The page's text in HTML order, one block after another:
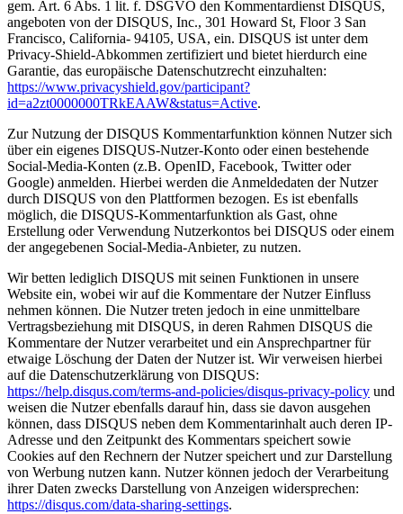
gem. Art. 6 Abs. 1 lit. f. DSGVO den Kommentardienst DISQUS,
angeboten von der DISQUS, Inc., 301 Howard St, Floor 3 San
Francisco, California- 94105, USA, ein. DISQUS ist unter dem
Privacy-Shield-Abkommen zertifiziert und bietet hierdurch eine
Garantie, das europäische Datenschutzrecht einzuhalten:
https://www.privacyshield.gov/participant?
id=a2zt0000000TRkEAAW&status=Active.
Zur Nutzung der DISQUS Kommentarfunktion können Nutzer sich
über ein eigenes DISQUS-Nutzer-Konto oder einen bestehende
Social-Media-Konten (z.B. OpenID, Facebook, Twitter oder
Google) anmelden. Hierbei werden die Anmeldedaten der Nutzer
durch DISQUS von den Plattformen bezogen. Es ist ebenfalls
möglich, die DISQUS-Kommentarfunktion als Gast, ohne
Erstellung oder Verwendung Nutzerkontos bei DISQUS oder einem
der angegebenen Social-Media-Anbieter, zu nutzen.
Wir betten lediglich DISQUS mit seinen Funktionen in unsere
Website ein, wobei wir auf die Kommentare der Nutzer Einfluss
nehmen können. Die Nutzer treten jedoch in eine unmittelbare
Vertragsbeziehung mit DISQUS, in deren Rahmen DISQUS die
Kommentare der Nutzer verarbeitet und ein Ansprechpartner für
etwaige Löschung der Daten der Nutzer ist. Wir verweisen hierbei
auf die Datenschutzerklärung von DISQUS:
https://help.disqus.com/terms-and-policies/disqus-privacy-policy und
weisen die Nutzer ebenfalls darauf hin, dass sie davon ausgehen
können, dass DISQUS neben dem Kommentarinhalt auch deren IP-
Adresse und den Zeitpunkt des Kommentars speichert sowie
Cookies auf den Rechnern der Nutzer speichert und zur Darstellung
von Werbung nutzen kann. Nutzer können jedoch der Verarbeitung
ihrer Daten zwecks Darstellung von Anzeigen widersprechen:
https://disqus.com/data-sharing-settings.